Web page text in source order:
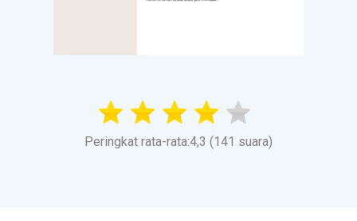
Peringkat rata-rata:4,3 (141 suara)